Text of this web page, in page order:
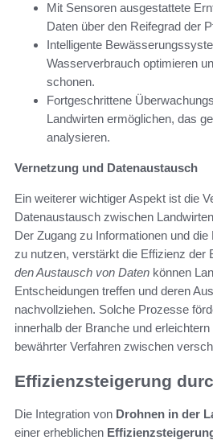
Mit Sensoren ausgestattete
Daten über den Reifegrad der
Intelligente
Wasserverbrauch optimieren
schonen.
Fortgeschrittene
Landwirten ermöglichen, das
analysieren.
Vernetzung und Datenaustausch
Ein weiterer wichtiger Aspekt ist die
Datenaustausch zwischen
Der Zugang zu Informationen und
zu nutzen, verstärkt die Effizienz der
den Austausch von Daten können
Entscheidungen treffen und deren
nachvollziehen. Solche Prozesse
innerhalb der Branche und
bewährter Verfahren zwischen
Effizienzsteigerung
Die Integration von Drohnen in der
einer erheblichen